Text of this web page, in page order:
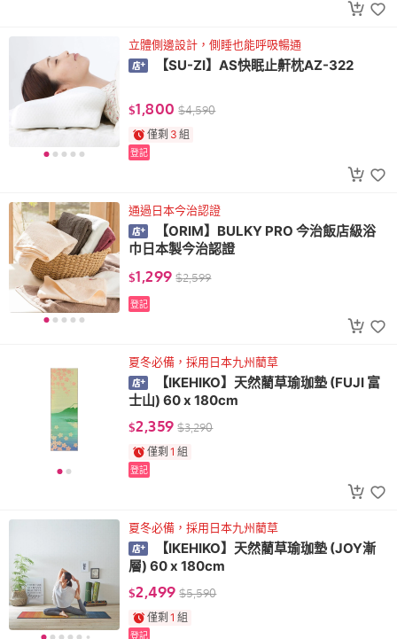
立體側邊設計，側睡也能呼吸暢通
【SU-ZI】AS快眠止鼾枕AZ-322
$1,800 $4,590
僅剩 3 組
登記
通過日本今治認證
【ORIM】BULKY PRO 今治飯店級浴
巾日本製今治認證
$1,299 $2,599
登記
夏冬必備，採用日本九州藺草
【IKEHIKO】天然藺草瑜珈墊 (FUJI 富
士山) 60 x 180cm
$2,359 $3,290
僅剩 1 組
登記
夏冬必備，採用日本九州藺草
【IKEHIKO】天然藺草瑜珈墊 (JOY漸
層) 60 x 180cm
$2,499 $5,590
僅剩 1 組
登記